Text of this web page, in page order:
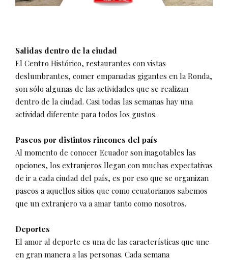
Salidas dentro de la ciudad
El Centro Histórico, restaurantes con vistas
deslumbrantes, comer empanadas gigantes en la Ronda,
son sólo algunas de las actividades que se realizan
dentro de la ciudad. Casi todas las semanas hay una
actividad diferente para todos los gustos.
Paseos por distintos rincones del país
Al momento de conocer Ecuador son inagotables las
opciones, los extranjeros llegan con muchas expectativas
de ir a cada ciudad del país, es por eso que se organizan
paseos a aquellos sitios que como ecuatorianos sabemos
que un extranjero va a amar tanto como nosotros.
Deportes
El amor al deporte es una de las características que une
en gran manera a las personas. Cada semana